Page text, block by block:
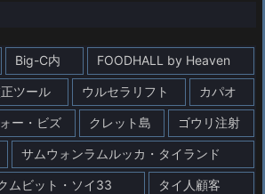
Big-C内 FOODHALL by Heaven
ツール ウルセラリフト カパオ
ー・ビズ クレット島 ゴウリ注射
サムウォンラムルッカ・タイランド
ムビット・ソイ33 タイ人顧客